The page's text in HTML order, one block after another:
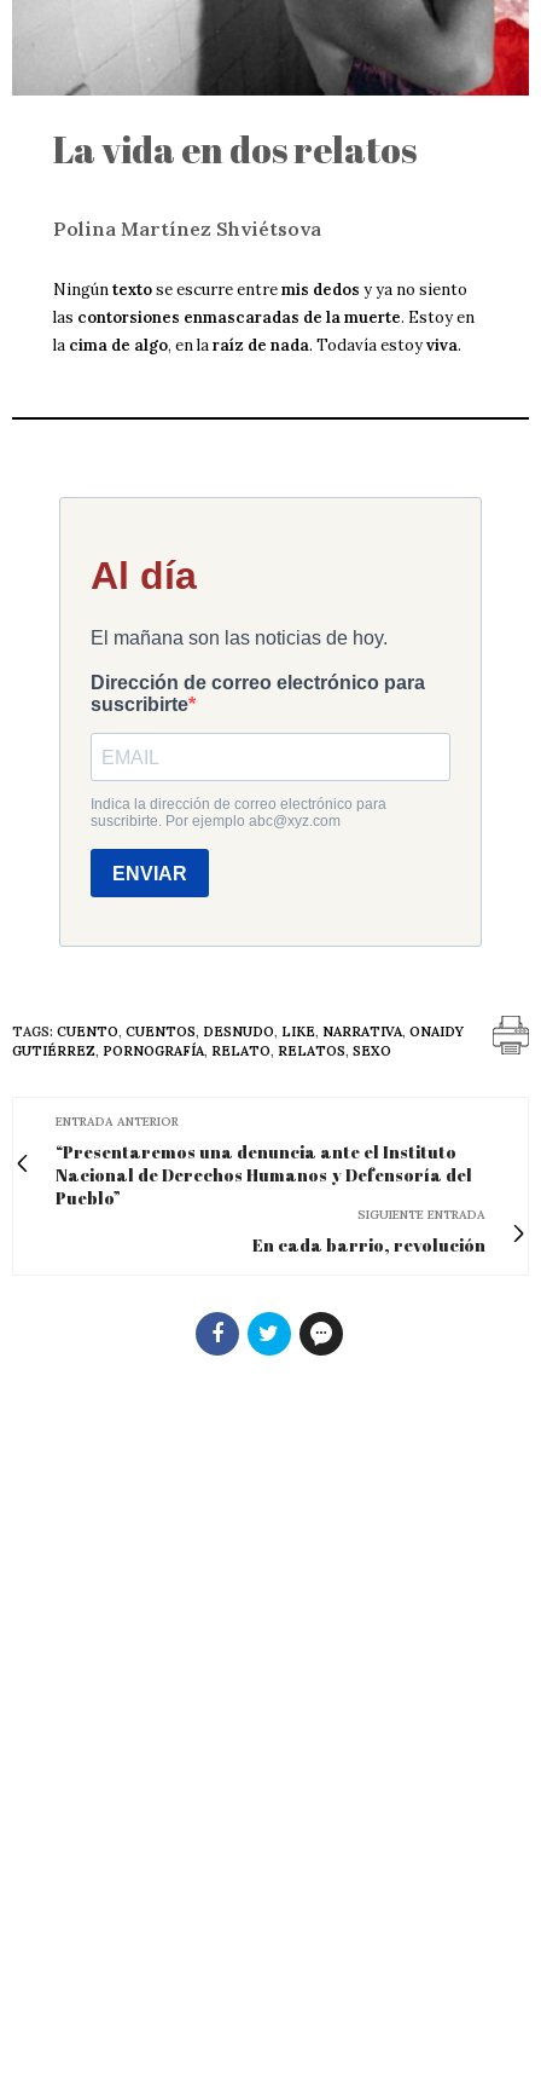
La vida en dos relatos
Polina Martínez Shviétsova
Ningúntextose escurre entremis dedos y ya no siento
las contorsiones enmascaradas de la muerte. Estoy en
la cima de algo, en laraíz de nada. Todavía estoyviva.
TAGS: CUENTO, CUENTOS, DESNUDO, LIKE, NARRATIVA, ONAIDY
GUTIÉRREZ, PORNOGRAFÍA, RELATO, RELATOS, SEXO
ENTRADA ANTERIOR
“Presentaremos una denuncia ante el Instituto
Nacional de Derechos Humanos y Defensoría del
Pueblo”
SIGUIENTE ENTRADA
En cada barrio, revolución